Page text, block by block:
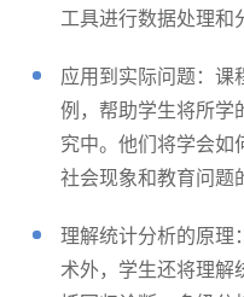
工具进行数据处理和
应用到实际问题：课
例，帮助学生将所学
究中。他们将学会如
社会现象和教育问题
理解统计分析的原理
术外，学生还将理解